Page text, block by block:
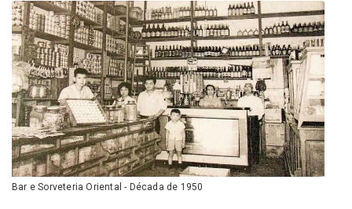
Bar e Sorveteria Oriental - Década de 1950